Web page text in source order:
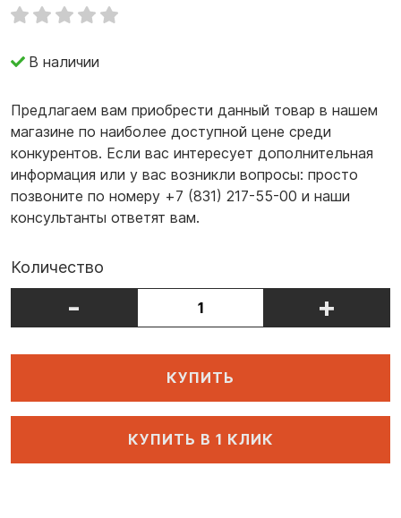
В наличии
Предлагаем вам приобрести данный товар в нашем
магазине по наиболее доступной цене среди
конкурентов. Если вас интересует дополнительная
информация или у вас возникли вопросы: просто
позвоните по номеру +7 (831) 217-55-00 и наши
консультанты ответят вам.
Количество
- +
КУПИТЬ
КУПИТЬ В 1 КЛИК